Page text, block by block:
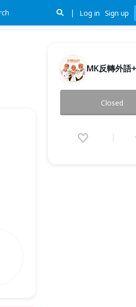
Log in Sign up
MK反轉外語+
2026.05.24 (Sun) 14:00
(GMT+8)
Closed